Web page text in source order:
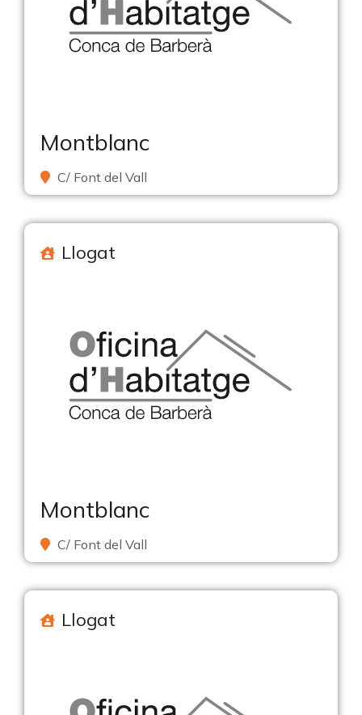
Montblanc
C/ Font del Vall
Llogat
Montblanc
C/ Font del Vall
Llogat